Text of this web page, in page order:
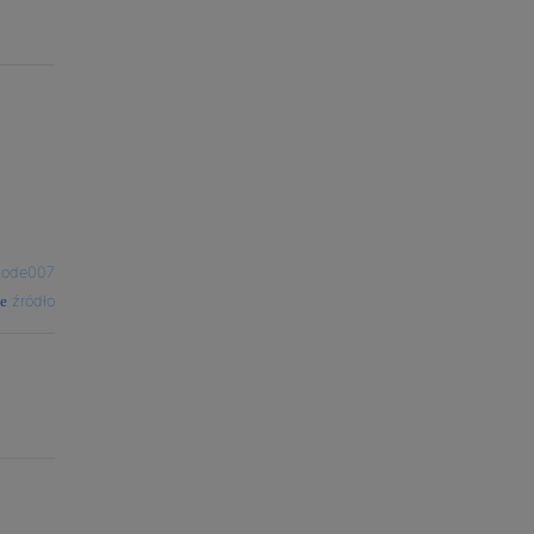
źródło